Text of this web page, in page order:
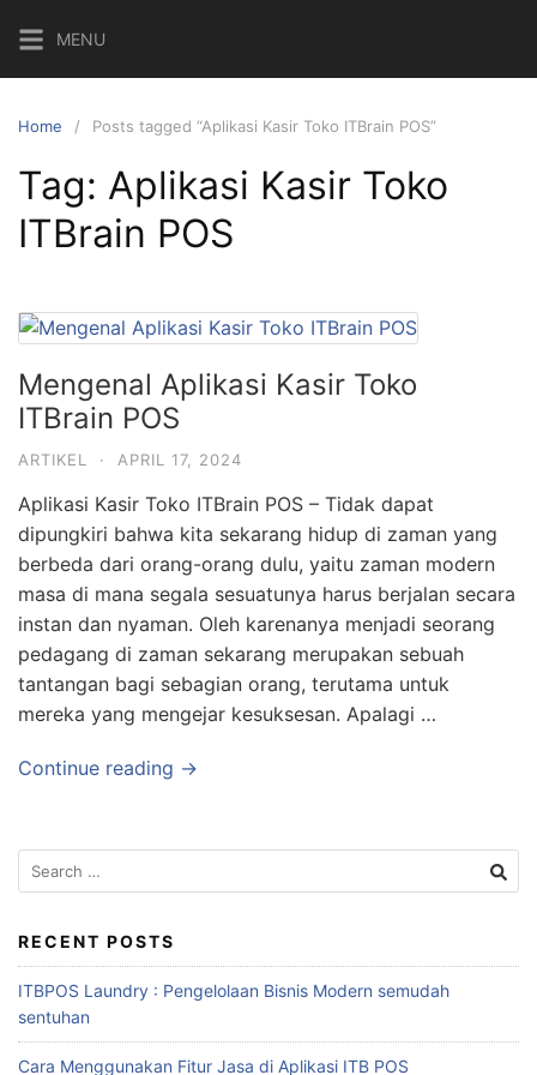
MENU
Home Posts tagged “Aplikasi Kasir Toko ITBrain POS”
Tag: Aplikasi Kasir Toko
ITBrain POS
Mengenal Aplikasi Kasir Toko
ITBrain POS
ARTIKEL · APRIL 17, 2024
Aplikasi Kasir Toko ITBrain POS – Tidak dapat
dipungkiri bahwa kita sekarang hidup di zaman yang
berbeda dari orang-orang dulu, yaitu zaman modern
masa di mana segala sesuatunya harus berjalan secara
instan dan nyaman. Oleh karenanya menjadi seorang
pedagang di zaman sekarang merupakan sebuah
tantangan bagi sebagian orang, terutama untuk
mereka yang mengejar kesuksesan. Apalagi …
Continue reading →
RECENT POSTS
ITBPOS Laundry : Pengelolaan Bisnis Modern semudah
sentuhan
Cara Menggunakan Fitur Jasa di Aplikasi ITB POS